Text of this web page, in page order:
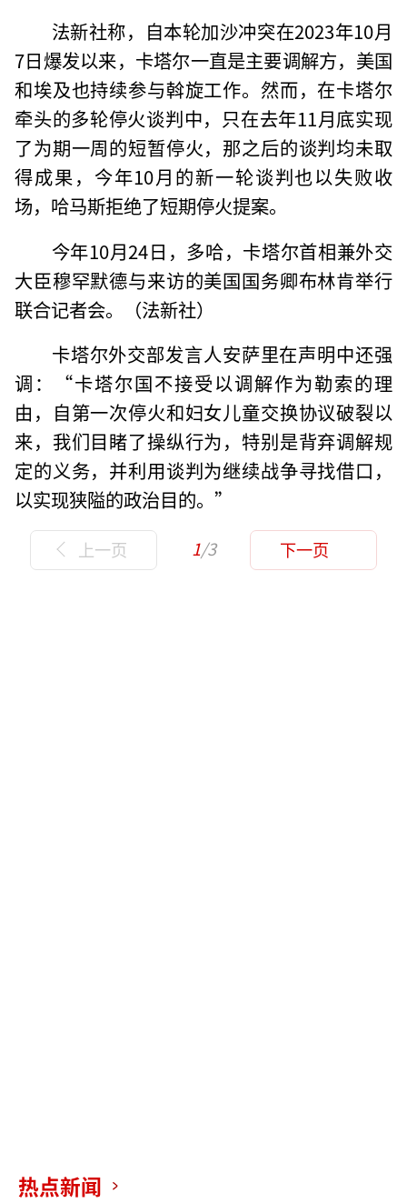
法新社称，自本轮加沙冲突在2023年10月
7日爆发以来，卡塔尔一直是主要调解方，美国
和埃及也持续参与斡旋工作。然而，在卡塔尔
牵头的多轮停火谈判中，只在去年11月底实现
了为期一周的短暂停火，那之后的谈判均未取
得成果，今年10月的新一轮谈判也以失败收
场，哈马斯拒绝了短期停火提案。
今年10月24日，多哈，卡塔尔首相兼外交
大臣穆罕默德与来访的美国国务卿布林肯举行
联合记者会。（法新社）
卡塔尔外交部发言人安萨里在声明中还强
调：“卡塔尔国不接受以调解作为勒索的理
由，自第一次停火和妇女儿童交换协议破裂以
来，我们目睹了操纵行为，特别是背弃调解规
定的义务，并利用谈判为继续战争寻找借口，
以实现狭隘的政治目的。”
上一页 1/3 下一页
热点新闻